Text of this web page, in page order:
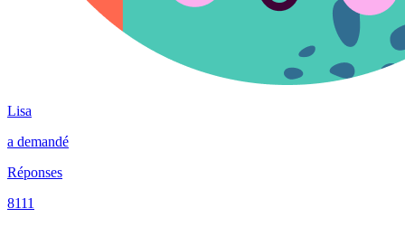
Lisa
a demandé
Réponses
8111